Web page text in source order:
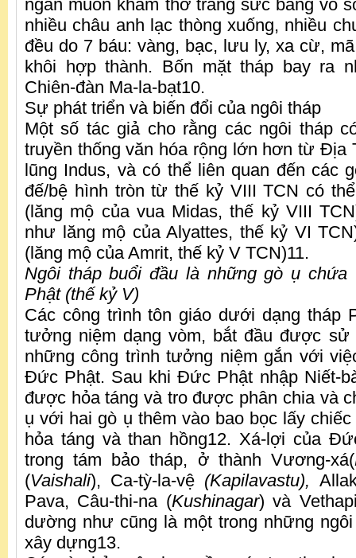
ngàn muôn khám thờ trang sức bằng vô
nhiều châu anh lạc thòng xuống, nhiều
đều do 7 báu: vàng, bạc, lưu ly, xa cừ,
khôi hợp thành. Bốn mặt tháp bay ra
Chiên-đàn Ma-la-bạt10.
Sự phát triển và biến đổi của ngôi tháp
Một số tác giả cho rằng các ngôi tháp
truyền thống văn hóa rộng lớn hơn từ Địa
lũng Indus, và có thể liên quan đến các
đế/bệ hình tròn từ thế kỷ VIII TCN có
(lăng mộ của vua Midas, thế kỷ VIII
như lăng mộ của Alyattes, thế kỷ VI
(lăng mộ của Amrit, thế kỷ V TCN)11.
Ngôi tháp buổi đầu là những gò ụ
Phật (thế kỷ V)
Các công trình tôn giáo dưới dạng tháp
tưởng niệm dạng vòm, bắt đầu được
những công trình tưởng niệm gắn với
Đức Phật. Sau khi Đức Phật nhập Niết-
được hỏa táng và tro được phân chia và
ụ với hai gò ụ thêm vào bao bọc lấy
hỏa táng và than hồng12. Xá-lợi của
trong tám bảo tháp, ở thành Vương-xá(
(Vaishali), Ca-tỳ-la-vệ (Kapilavastu),
Pava, Câu-thi-na (Kushinagar) và
dường như cũng là một trong những
xây dựng13.